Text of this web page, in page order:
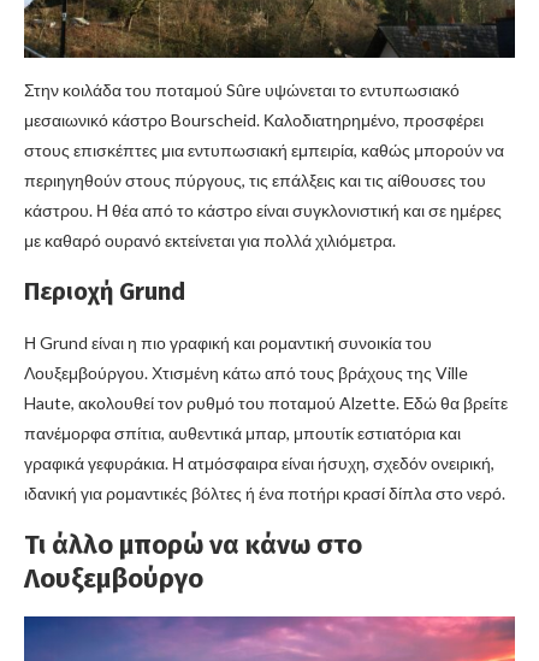
Στην κοιλάδα του ποταμού Sûre υψώνεται το εντυπωσιακό
μεσαιωνικό κάστρο Bourscheid. Καλοδιατηρημένο, προσφέρει
στους επισκέπτες μια εντυπωσιακή εμπειρία, καθώς μπορούν να
περιηγηθούν στους πύργους, τις επάλξεις και τις αίθουσες του
κάστρου. Η θέα από το κάστρο είναι συγκλονιστική και σε ημέρες
με καθαρό ουρανό εκτείνεται για πολλά χιλιόμετρα.
Περιοχή Grund
Η Grund είναι η πιο γραφική και ρομαντική συνοικία του
Λουξεμβούργου. Χτισμένη κάτω από τους βράχους της Ville
Haute, ακολουθεί τον ρυθμό του ποταμού Alzette. Εδώ θα βρείτε
πανέμορφα σπίτια, αυθεντικά μπαρ, μπουτίκ εστιατόρια και
γραφικά γεφυράκια. Η ατμόσφαιρα είναι ήσυχη, σχεδόν ονειρική,
ιδανική για ρομαντικές βόλτες ή ένα ποτήρι κρασί δίπλα στο νερό.
Τι άλλο μπορώ να κάνω στο
Λουξεμβούργο